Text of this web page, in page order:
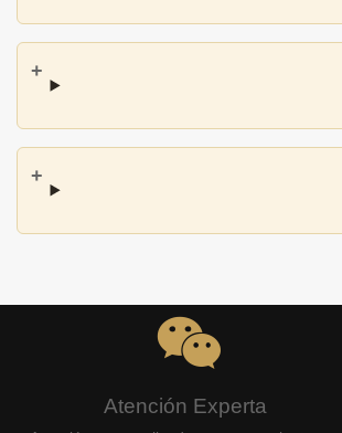
Atención Experta